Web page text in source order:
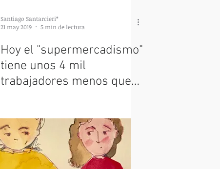
Santiago Santarcieri*
21 may 2019
5 min de lectura
Hoy el "supermercadismo"
tiene unos 4 mil
trabajadores menos que